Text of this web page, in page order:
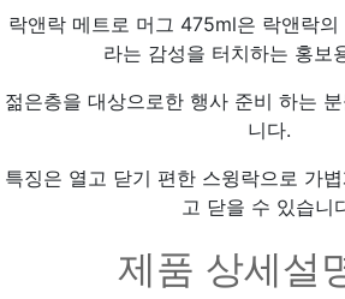
락앤락 메트로 머그 475ml은 락앤락
라는 감성을 터치하는 홍보
젊은층을 대상으로한 행사 준비 하는
니다.
특징은 열고 닫기 편한 스윙락으로 가
고 닫을 수 있습니
제품 상세설